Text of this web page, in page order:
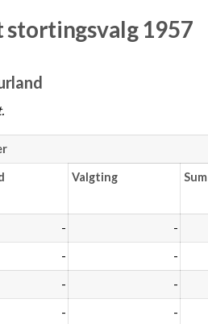
1957
Valgting Sum
- -
- -
- -
- -